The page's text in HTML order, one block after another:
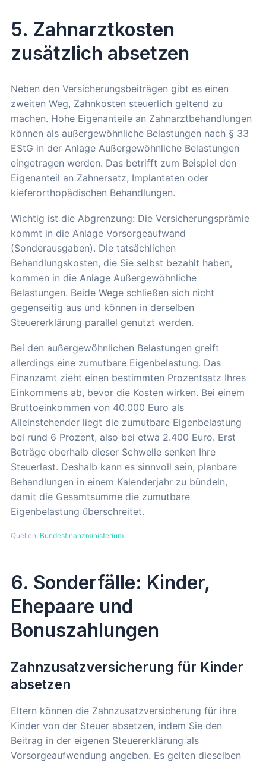
5. Zahnarztkosten
zusätzlich absetzen
Neben den Versicherungsbeiträgen gibt es einen
zweiten Weg, Zahnkosten steuerlich geltend zu
machen. Hohe Eigenanteile an Zahnarztbehandlungen
können als außergewöhnliche Belastungen nach § 33
EStG in der Anlage Außergewöhnliche Belastungen
eingetragen werden. Das betrifft zum Beispiel den
Eigenanteil an Zahnersatz, Implantaten oder
kieferorthopädischen Behandlungen.
Wichtig ist die Abgrenzung: Die Versicherungsprämie
kommt in die Anlage Vorsorgeaufwand
(Sonderausgaben). Die tatsächlichen
Behandlungskosten, die Sie selbst bezahlt haben,
kommen in die Anlage Außergewöhnliche
Belastungen. Beide Wege schließen sich nicht
gegenseitig aus und können in derselben
Steuererklärung parallel genutzt werden.
Bei den außergewöhnlichen Belastungen greift
allerdings eine zumutbare Eigenbelastung. Das
Finanzamt zieht einen bestimmten Prozentsatz Ihres
Einkommens ab, bevor die Kosten wirken. Bei einem
Bruttoeinkommen von 40.000 Euro als
Alleinstehender liegt die zumutbare Eigenbelastung
bei rund 6 Prozent, also bei etwa 2.400 Euro. Erst
Beträge oberhalb dieser Schwelle senken Ihre
Steuerlast. Deshalb kann es sinnvoll sein, planbare
Behandlungen in einem Kalenderjahr zu bündeln,
damit die Gesamtsumme die zumutbare
Eigenbelastung überschreitet.
Quellen: Bundesfinanzministerium
6. Sonderfälle: Kinder,
Ehepaare und
Bonuszahlungen
Zahnzusatzversicherung für Kinder
absetzen
Eltern können die Zahnzusatzversicherung für ihre
Kinder von der Steuer absetzen, indem Sie den
Beitrag in der eigenen Steuererklärung als
Vorsorgeaufwendung angeben. Es gelten dieselben